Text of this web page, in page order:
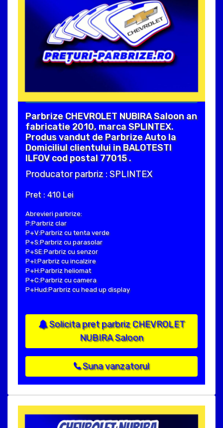
Parbrize CHEVROLET NUBIRA Saloon an
fabricatie 2010, marca SPLINTEX.
Produs vandut de Parbrize Auto la
Domiciliul clientului in BALOTESTI
ILFOV cod postal 77015 .
Producator parbriz : SPLINTEX
Pret : 410 Lei
Abrevieri parbrize:
P:Parbriz clar
P+V:Parbriz cu tenta verde
P+S:Parbriz cu parasolar
P+SE:Parbriz cu senzor
P+I:Parbriz cu incalzire
P+H:Parbriz heliomat
P+C:Parbriz cu camera
P+Hud:Parbriz cu head up display
Solicita pret parbriz CHEVROLET
NUBIRA Saloon
Suna vanzatorul